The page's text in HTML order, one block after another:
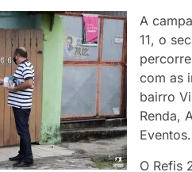
A
11, o
com as
bairro
Renda,
Eventos.
O Refis